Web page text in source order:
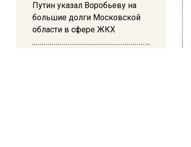
Путин указал Воробьеву на
большие долги Московской
области в сфере ЖКХ